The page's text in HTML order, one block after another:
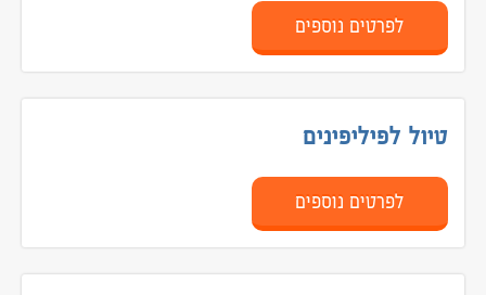
לפרטים נוספים
טיול לפיליפינים
לפרטים נוספים